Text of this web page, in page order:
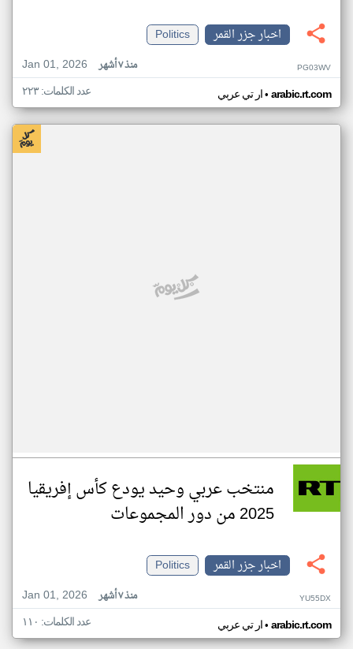
اخبار جزر القمر
Politics
Jan 01, 2026
منذ ٧ أشهر PG03WV
ار تي عربي• arabic.rt.com عدد الكلمات: ٢٢٣
منتخب عربي وحيد يودع كأس إفريقيا
2025 من دور المجموعات
اخبار جزر القمر
Politics
Jan 01, 2026
منذ ٧ أشهر YU55DX
ار تي عربي• arabic.rt.com عدد الكلمات: ١١٠